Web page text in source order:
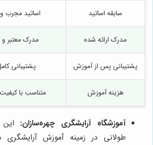
سابقه اساتید اساتید مجرب و
مدرک ارائه شده مدرک معتبر و
پشتیبانی پس از آموزش پشتیبانی
هزینه آموزش متناسب با
آموزشگاه آرایشگری چهره‌سازان:
طولانی در زمینه آموزش آرایشگری